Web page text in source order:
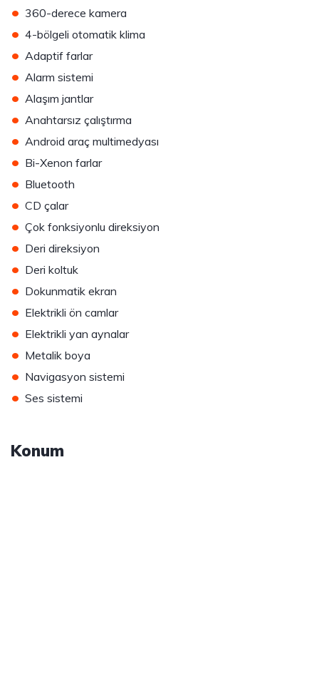
• 360-derece kamera
• 4-bölgeli otomatik klima
• Adaptif farlar
• Alarm sistemi
• Alaşım jantlar
• Anahtarsız çalıştırma
• Android araç multimedyası
• Bi-Xenon farlar
• Bluetooth
• CD çalar
• Çok fonksiyonlu direksiyon
• Deri direksiyon
• Deri koltuk
• Dokunmatik ekran
• Elektrikli ön camlar
• Elektrikli yan aynalar
• Metalik boya
• Navigasyon sistemi
• Ses sistemi
Konum